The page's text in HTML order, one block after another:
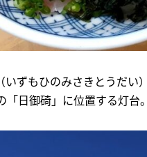
いずもひのみさきとうだ
日御碕」に位置する灯台。